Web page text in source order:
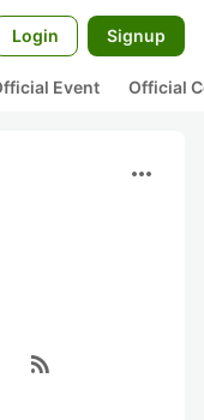
Login Signup
Event Official
more_horiz
rss_feed